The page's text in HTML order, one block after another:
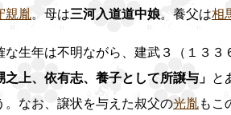
親胤。母は三河入道道中娘。養父は相
な生年は不明ながら、建武３（１３３
之上、依有志、養子として所譲与」 と
。なお、譲状を与えた叔父の光胤もこ